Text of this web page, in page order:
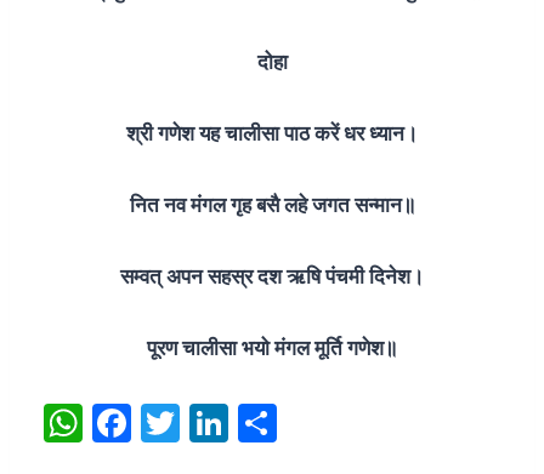
दोहा
श्री गणेश यह चालीसा पाठ करें धर ध्यान।
नित नव मंगल गृह बसै लहे जगत सन्मान॥
सम्वत् अपन सहस्र दश ऋषि पंचमी दिनेश।
पूरण चालीसा भयो मंगल मूर्ति गणेश॥
W F
T
Li